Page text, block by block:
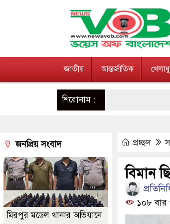
জাতীয় আন্তর্জাতিক
শিরোনাম :
প্রচ্ছদ
বিমান
১০৮ বার
জনপ্রিয় সংবাদ
মিরপুর মডেল থানার অভিযানে